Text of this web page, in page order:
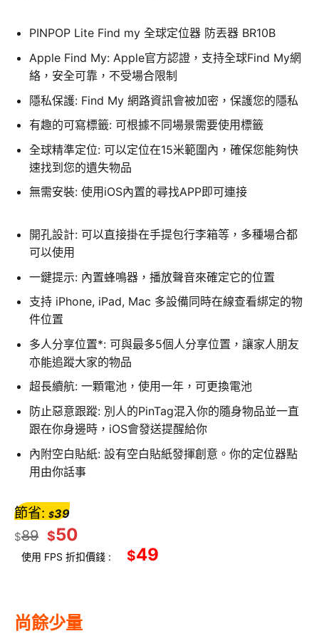
PINPOP Lite Find my 全球定位器 防丟器 BR10B
​Apple Find My: Apple官方認證，支持全球Find My網
絡，安全可靠，不受場合限制
隱私保護: Find My 網路資訊會被加密，保護您的隱私
有趣的可寫標籤: 可根據不同場景需要使用標籤
全球精準定位: 可以定位在15米範圍內，確保您能夠快
速找到您的遺失物品
無需安裝: 使用iOS內置的尋找APP即可連接
開孔設計: 可以直接掛在手提包行李箱等，多種場合都
可以使用
一鍵提示: 內置蜂鳴器，播放聲音來確定它的位置
支持 iPhone, iPad, Mac 多設備同時在線查看綁定的物
件位置
多人分享位置*: 可與最多5個人分享位置，讓家人朋友
亦能追蹤大家的物品
超長續航: 一顆電池，使用一年，可更換電池
防止惡意跟蹤: 別人的PinTag混入你的隨身物品並一直
跟在你身邊時，iOS會發送提醒給你
內附空白貼紙: 設有空白貼紙發揮創意。你的定位器點
用由你話事
$89 $50
節省: $39
使用 FPS 折扣價錢 : $49
尚餘少量